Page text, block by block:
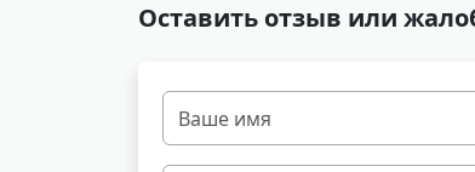
Оставить отзыв или